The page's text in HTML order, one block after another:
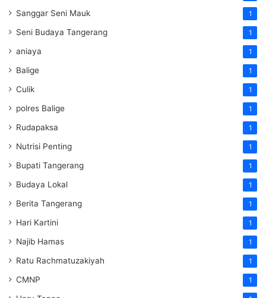
Sanggar Seni Mauk 1
Seni Budaya Tangerang 1
aniaya 1
Balige 1
Culik 1
polres Balige 1
Rudapaksa 1
Nutrisi Penting 1
Bupati Tangerang 1
Budaya Lokal 1
Berita Tangerang 1
Hari Kartini 1
Najib Hamas 1
Ratu Rachmatuzakiyah 1
CMNP 1